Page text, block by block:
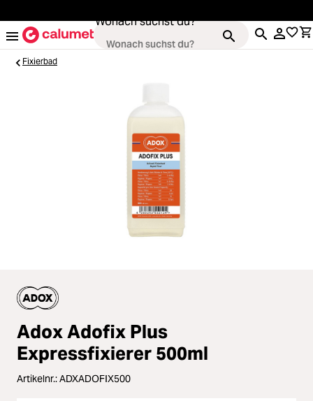
Wonach suchst du?
Video & Drohnen
Stative & Gimbals
Loading...
Loading...Zubehör
Loading...Licht & Studio
Fixierbad
Adox Adofix Plus
Expressfixierer 500ml
Artikelnr.:ADXADOFIX500